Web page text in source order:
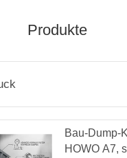
Produkte
Bau-Dump-
HOWO A7,